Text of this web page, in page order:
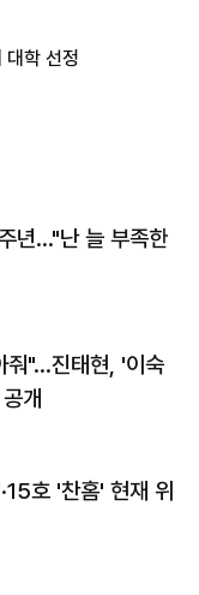
학 선정
년…"난 늘 부족한
줘"…진태현, '이숙
개
호 '찬홈' 현재 위